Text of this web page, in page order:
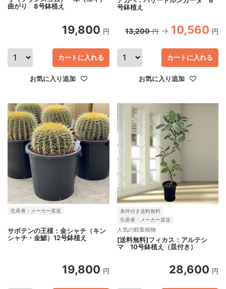
曲がり 8号鉢植え
19,800 円
お気に入り追加
カートに入れる
号鉢植え
13,200 円 10,560 円
お気に入り追加
カートに入れる
生産者・メーカー直送
サボテンの王様：金シャチ（キン
シャチ・金鯱）12号鉢植え
19,800 円
条件付き送料無料
生産者・メーカー直送
人気の観葉植物
[送料無料]フィカス：アルテシ
マ 10号鉢植え（皿付き）
28,600 円